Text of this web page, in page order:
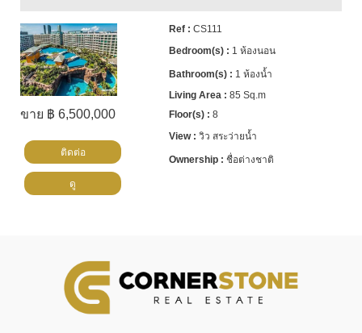
ขาย ฿ 6,500,000
CS111
1 ห้องนอน
1 ห้องน้ำ
85 Sq.m
8
วิว สระว่ายน้ำ
ชื่อต่างชาติ
ติดต่อ
ดู